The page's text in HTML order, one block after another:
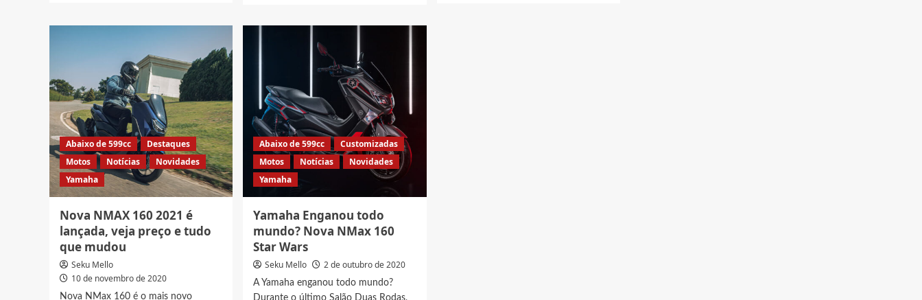
atualiza
visual
e
preço
Com
moderno
750
ganha
prêmio
de
design
Abaixo de 599cc
Destaques
Motos
Notícias
Novidades
Yamaha
Nova NMAX 160 2021 é
lançada, veja preço e tudo
que mudou
Seku Mello
10 de novembro de 2020
Nova NMax 160 é o mais novo
Abaixo de 599cc
Customizadas
Motos
Notícias
Novidades
Yamaha
Yamaha Enganou todo
mundo? Nova NMax 160
Star Wars
Seku Mello 2 de outubro de 2020
A Yamaha enganou todo mundo?
Durante o último Salão Duas Rodas,